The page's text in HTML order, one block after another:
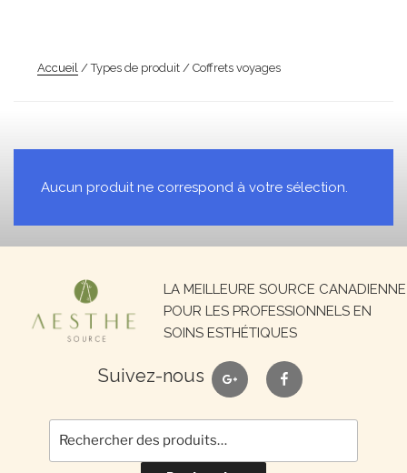
Accueil / Types de produit / Coffrets voyages
Aucun produit ne correspond à votre sélection.
LA MEILLEURE SOURCE CANADIENNE
POUR LES PROFESSIONNELS EN
SOINS ESTHÉTIQUES
Suivez-nous google facebook
Recherche
pour :